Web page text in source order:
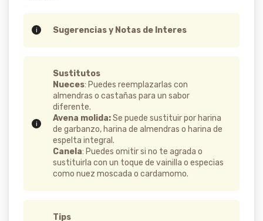
Sugerencias y Notas de Interes
Sustitutos
Nueces: Puedes reemplazarlas con
almendras o castañas para un sabor
diferente.
Avena molida:Se puede sustituir por harina
de garbanzo, harina de almendras o harina de
espelta integral.
Canela: Puedes omitir si no te agrada o
sustituirla con un toque de vainilla o especias
como nuez moscada o cardamomo.
Tips